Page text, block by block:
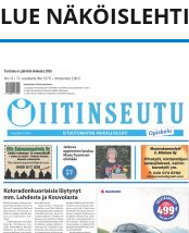
LUE NÄKÖISLEHTI